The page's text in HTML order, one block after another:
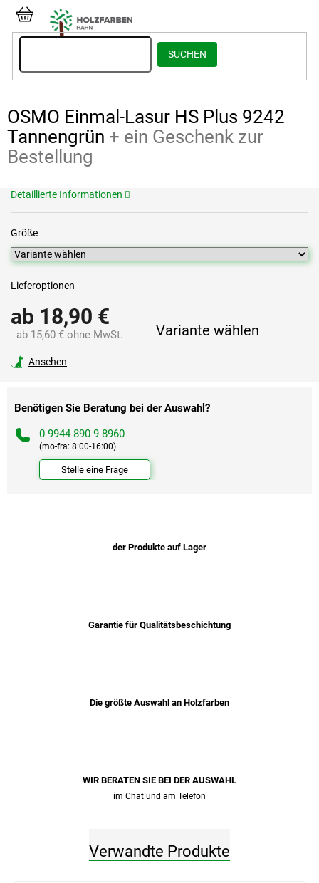
Inhalt
springen
SUCHEN
WARENKORB
OSMO Einmal-Lasur HS Plus 9242
Tannengrün + ein Geschenk zur
Bestellung
ab 18,90 €
ab 15,60 € ohne MwSt. Variante wählen
Größe
Lieferoptionen
Detaillierte Informationen
Ansehen
Benötigen Sie Beratung bei der Auswahl?
0 9944 890 9 8960
(mo-fra: 8:00-16:00)
Stelle eine Frage
der Produkte auf Lager
Garantie für Qualitätsbeschichtung
Die größte Auswahl an Holzfarben
WIR BERATEN SIE BEI ​​DER AUSWAHL
im Chat und am Telefon
Verwandte Produkte